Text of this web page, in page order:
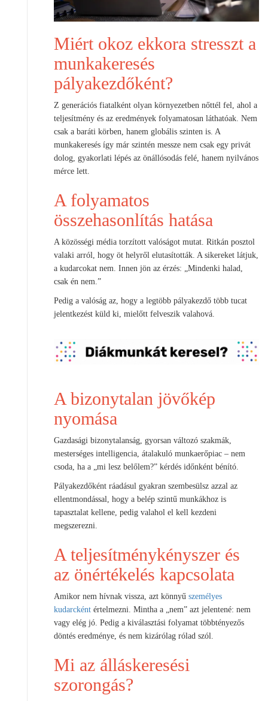
Miért okoz ekkora stresszt a
munkakeresés
pályakezdőként?
Z generációs fiatalként olyan környezetben nőttél fel, ahol a
teljesítmény és az eredmények folyamatosan láthatóak. Nem
csak a baráti körben, hanem globális szinten is. A
munkakeresés így már szintén messze nem csak egy privát
dolog, gyakorlati lépés az önállósodás felé, hanem nyilvános
mérce lett.
A folyamatos
összehasonlítás hatása
A közösségi média torzított valóságot mutat. Ritkán posztol
valaki arról, hogy öt helyről elutasították. A sikereket látjuk,
a kudarcokat nem. Innen jön az érzés: „Mindenki halad,
csak én nem.”
Pedig a valóság az, hogy a legtöbb pályakezdő több tucat
jelentkezést küld ki, mielőtt felveszik valahová.
A bizonytalan jövőkép
nyomása
Gazdasági bizonytalanság, gyorsan változó szakmák,
mesterséges intelligencia, átalakuló munkaerőpiac – nem
csoda, ha a „mi lesz belőlem?” kérdés időnként bénító.
Pályakezdőként ráadásul gyakran szembesülsz azzal az
ellentmondással, hogy a belép szintű munkákhoz is
tapasztalat kellene, pedig valahol el kell kezdeni
megszerezni.
A teljesítménykényszer és
az önértékelés kapcsolata
Amikor nem hívnak vissza, azt könnyű személyes
kudarcként értelmezni. Mintha a „nem” azt jelentené: nem
vagy elég jó. Pedig a kiválasztási folyamat többtényezős
döntés eredménye, és nem kizárólag rólad szól.
Mi az álláskeresési
szorongás?